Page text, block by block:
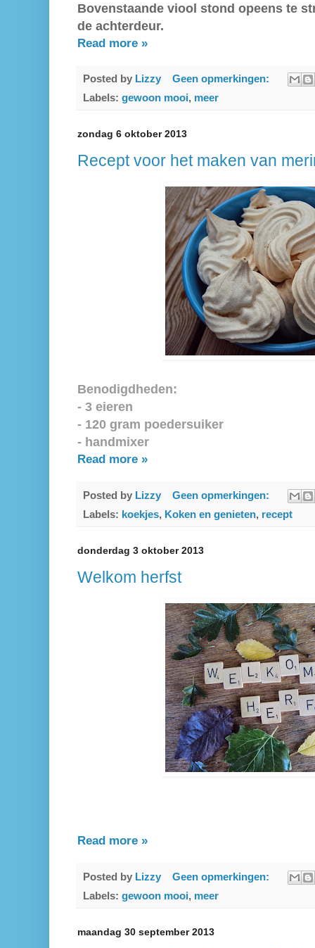
Bovenstaande viool stond opeens te
de achterdeur.
Read more »
Posted by Lizzy
Geen opmerkingen:
Labels: gewoon mooi, meer
zondag 6 oktober 2013
Recept voor het maken van
Benodigdheden:
- 3 eieren
- 120 gram poedersuiker
- handmixer
Read more »
Posted by Lizzy
Geen opmerkingen:
Labels: koekjes, Koken en genieten, recept
donderdag 3 oktober 2013
Welkom herfst
Read more »
Posted by Lizzy
Geen opmerkingen:
Labels: gewoon mooi, meer
maandag 30 september 2013